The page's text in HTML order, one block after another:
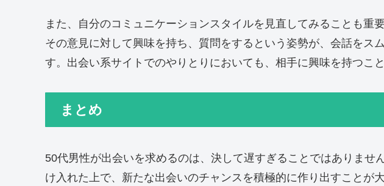
また、自分のコミュニケーションスタイルを見直してみることも重
その意見に対して興味を持ち、質問をするという姿勢が、会話をス
す。出会い系サイトでのやりとりにおいても、相手に興味を持つこと
まとめ
50代男性が出会いを求めるのは、決して遅すぎることではありませ
け入れた上で、新たな出会いのチャンスを積極的に作り出すことが